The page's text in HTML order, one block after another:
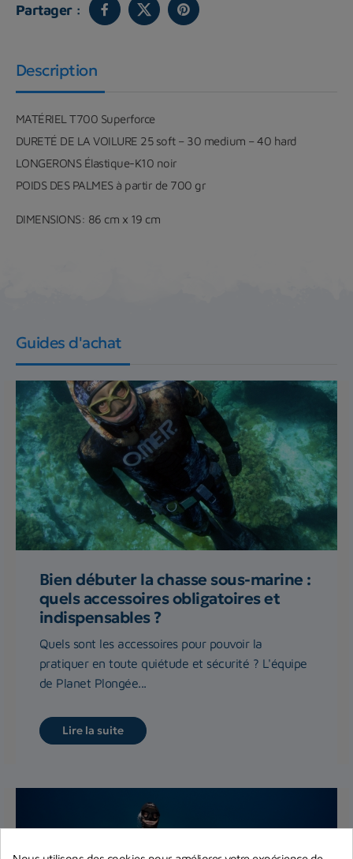
Partager :
Description
MATÉRIEL T700 Superforce
DURETÉ DE LA VOILURE 25 soft – 30 medium – 40 hard
LONGERONSÉlastique-K10 noir
POIDS DES PALMESà partir de 700 gr
DIMENSIONS: 86 cm x 19 cm
Guides d'achat
Bien débuter la chasse sous-marine :
quels accessoires obligatoires et
indispensables ?
Quels sont les accessoires pour pouvoir la
pratiquer en toute quiétude et sécurité ? L'équipe
de Planet Plongée...
Lire la suite